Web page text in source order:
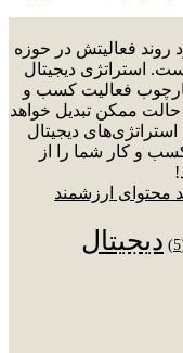
روند فعالیتش در حوزه
استراتژی دیجیتال
فعالیت کسب و
حالت ممکن تبدیل خواهد
دیجیتال
و کار شما را از
دیجیتال